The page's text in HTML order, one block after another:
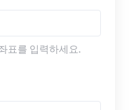
표를 입력하세요.